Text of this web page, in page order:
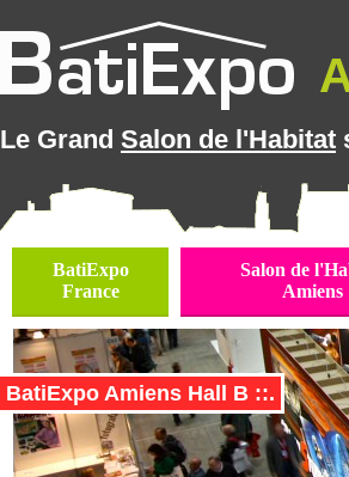
Le Grand Salon de l'Habitat
BatiExpo
France
Salon de
Amiens
BatiExpo Amiens Hall B ::.